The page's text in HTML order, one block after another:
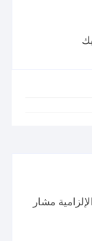
مشار